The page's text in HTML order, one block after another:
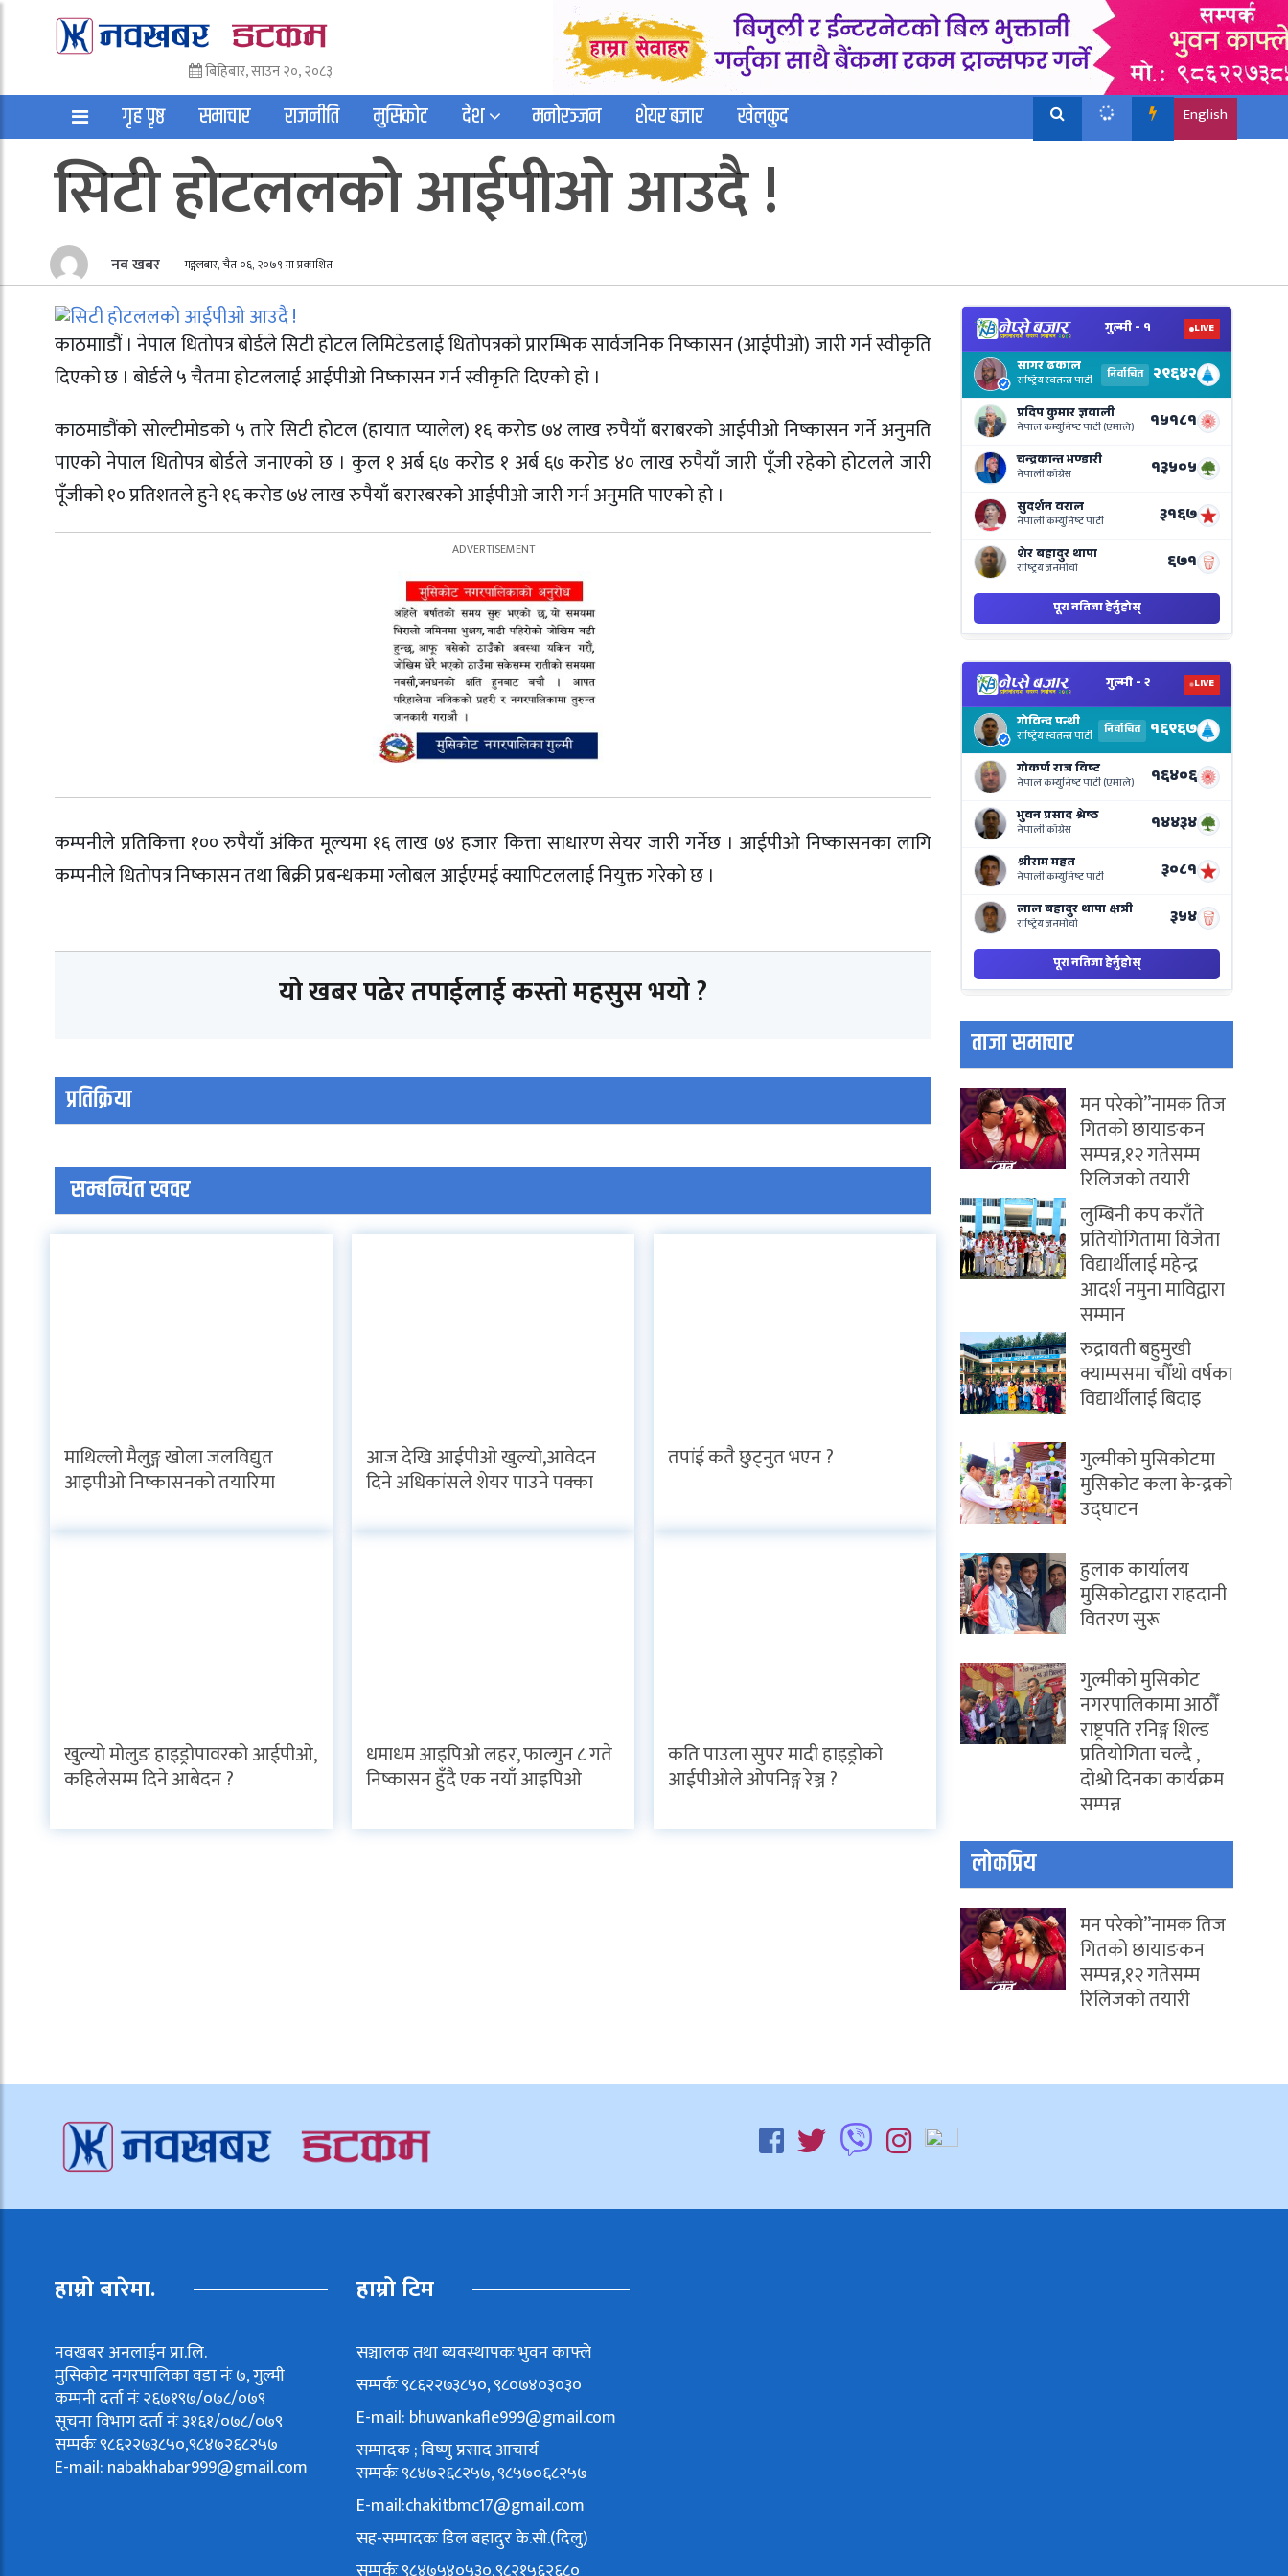
बिहिबार, साउन २०, २०८३
गृह पृष्ठ समाचार राजनीति मुसिकोट देश मनोरञ्जन शेयर बजार
खेलकुद
अन्तराष्ट्रिय
साहित्य
English
सिटी होटललको आईपीओ आउदै !
नव खबर मङ्गलबार, चैत ०६, २०७९ मा प्रकाशित
काठमााडौं । नेपाल धितोपत्र बोर्डले सिटी होटल लिमिटेडलाई धितोपत्रको प्रारम्भिक सार्वजनिक निष्कासन (आईपीओ) जारी गर्न स्वीकृति
दिएको छ । बोर्डले ५ चैतमा होटललाई आईपीओ निष्कासन गर्न स्वीकृति दिएको हो ।
काठमाडौंको सोल्टीमोडको ५ तारे सिटी होटल (हायात प्यालेल) १६ करोड ७४ लाख रुपैयाँ बराबरको आईपीओ निष्कासन गर्ने अनुमति
पाएको नेपाल धितोपत्र बोर्डले जनाएको छ । कुल १ अर्ब ६७ करोड १ अर्ब ६७ करोड ४० लाख रुपैयाँ जारी पूँजी रहेको होटलले जारी
पूँजीको १० प्रतिशतले हुने १६ करोड ७४ लाख रुपैयाँ बरारबरको आईपीओ जारी गर्न अनुमति पाएको हो ।
कम्पनीले प्रतिकित्ता १०० रुपैयाँ अंकित मूल्यमा १६ लाख ७४ हजार कित्ता साधारण सेयर जारी गर्नेछ । आईपीओ निष्कासनका लागि
कम्पनीले धितोपत्र निष्कासन तथा बिक्री प्रबन्धकमा ग्लोबल आईएमई क्यापिटललाई नियुक्त गरेको छ ।
यो खबर पढेर तपाईलाई कस्तो महसुस भयो ?
प्रतिक्रिया
सम्बन्धित खवर
माथिल्लो मैलुङ्ग खोला जलविद्युत
आइपीओ निष्कासनको तयारिमा
आज देखि आईपीओ खुल्यो,आवेदन
दिने अधिकांसले शेयर पाउने पक्का
तपांई कतै छुट्नुत भएन ?
खुल्यो मोलुङ हाइड्रोपावरको आईपीओ,
कहिलेसम्म दिने आबेदन ?
धमाधम आइपिओ लहर, फाल्गुन ८ गते
निष्कासन हुँदै एक नयाँ आइपिओ
कति पाउला सुपर मादी हाइड्रोको
आईपीओले ओपनिङ्ग रेञ्ज ?
ताजा समाचार
मन परेको”नामक तिज
गितको छायाङकन
सम्पन्न,१२ गतेसम्म
रिलिजको तयारी
लुम्बिनी कप कराँते
प्रतियोगितामा विजेता
विद्यार्थीलाई महेन्द्र
आदर्श नमुना माविद्वारा
सम्मान
रुद्रावती बहुमुखी
क्याम्पसमा चौँथो वर्षका
विद्यार्थीलाई बिदाइ
गुल्मीको मुसिकोटमा
मुसिकोट कला केन्द्रको
उद्घाटन
हुलाक कार्यालय
मुसिकोटद्वारा राहदानी
वितरण सुरू
गुल्मीको मुसिकोट
नगरपालिकामा आठौँ
राष्ट्रपति रनिङ्ग शिल्ड
प्रतियोगिता चल्दै ,
दोश्रो दिनका कार्यक्रम
सम्पन्न
लोकप्रिय
मन परेको”नामक तिज
गितको छायाङकन
सम्पन्न,१२ गतेसम्म
रिलिजको तयारी
हाम्रो बारेमा.
नवखबर अनलाईन प्रा.लि.
मुसिकोट नगरपालिका वडा नंः ७, गुल्मी
कम्पनी दर्ता नंः २६७१९७/०७८/०७९
सूचना विभाग दर्ता नंः ३१६१/०७८/०७९
सम्पर्कः ९८६२२७३८५०,९८४७२६८२५७
E-mail: nabakhabar999@gmail.com
हाम्रो टिम
सञ्चालक तथा ब्यवस्थापकः भुवन काफ्ले
सम्पर्कः ९८६२२७३८५०, ९८०७४०३०३०
E-mail: bhuwankafle999@gmail.com
सम्पादक ; विष्णु प्रसाद आचार्य
सम्पर्कः ९८४७२६८२५७, ९८५७०६८२५७
E-mail:chakitbmc17@gmail.com
सह-सम्पादकः डिल बहादुर के.सी.(दिलु)